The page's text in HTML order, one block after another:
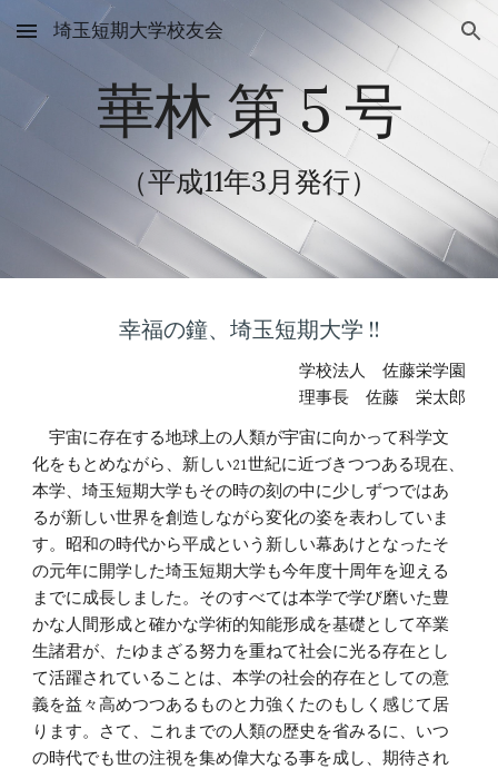
Skip to main content Skip to navigation
埼玉短期大学校友会
華林 第 5 号
（平成11年3月発行）
幸福の鐘、埼玉短期大学 !!
学校法人　佐藤栄学園
理事長　佐藤　栄太郎
宇宙に存在する地球上の人類が宇宙に向かって科学文
化をもとめながら、新しい21世紀に近づきつつある現在、
本学、埼玉短期大学もその時の刻の中に少しずつではあ
るが新しい世界を創造しながら変化の姿を表わしていま
す。昭和の時代から平成という新しい幕あけとなったそ
の元年に開学した埼玉短期大学も今年度十周年を迎える
までに成長しました。そのすべては本学で学び磨いた豊
かな人間形成と確かな学術的知能形成を基礎として卒業
生諸君が、たゆまざる努力を重ねて社会に光る存在とし
て活躍されていることは、本学の社会的存在としての意
義を益々高めつつあるものと力強くたのもしく感じて居
ります。さて、これまでの人類の歴史を省みるに、いつ
の時代でも世の注視を集め偉大なる事を成し、期待され